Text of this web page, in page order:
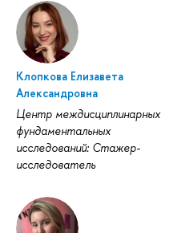
Клопкова Елизавета
Александровна
Центр междисциплинарных
фундаментальных
исследований: Стажер-
исследователь